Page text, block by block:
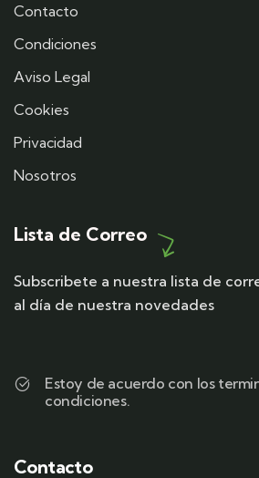
Contacto
Condiciones
Aviso Legal
Cookies
Privacidad
Nosotros
Lista de Correo
Subscribete a nuestra lista de
al día de nuestra novedades
Estoy de acuerdo con los
condiciones.
Contacto